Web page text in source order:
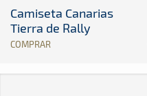
Camiseta Canarias
Tierra de Rally
COMPRAR